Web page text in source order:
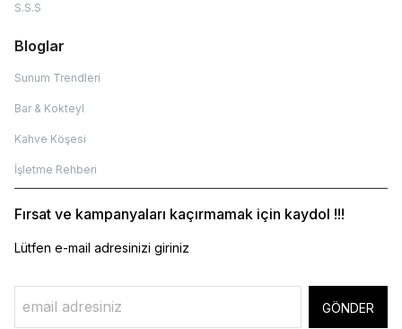
S.S.S
Bloglar
Sunum Trendleri
Bar & Kokteyl
Kahve Köşesi
İşletme Rehberi
Fırsat ve kampanyaları kaçırmamak için kaydol !!!
Lütfen e-mail adresinizi giriniz
GÖNDER